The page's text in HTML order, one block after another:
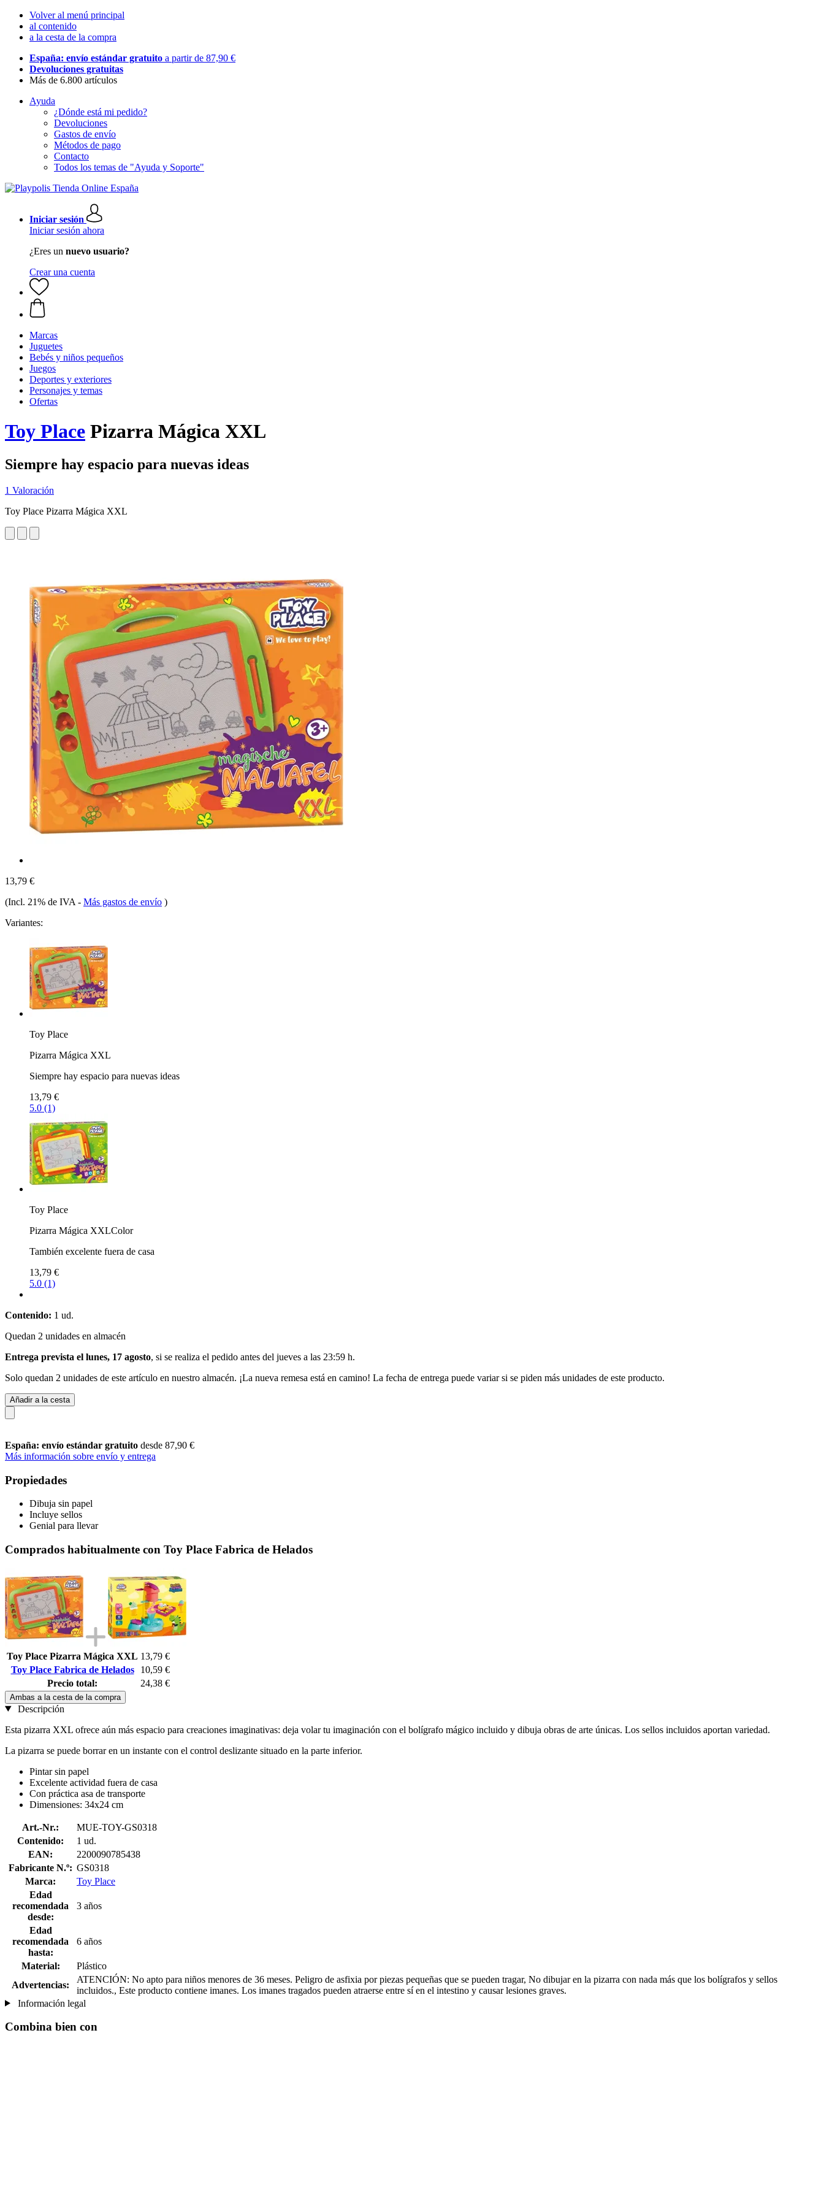
Volver al menú principal
al contenido
a la cesta de la compra
España: envío estándar gratuito a partir de 87,90 €
Devoluciones gratuitas
Más de 6.800 artículos
Ayuda
¿Dónde está mi pedido?
Devoluciones
Gastos de envío
Métodos de pago
Contacto
Todos los temas de "Ayuda y Soporte"
Iniciar sesión
Iniciar sesión ahora
¿Eres un nuevo usuario?
Crear una cuenta
Marcas
Juguetes
Bebés y niños pequeños
Juegos
Deportes y exteriores
Personajes y temas
Ofertas
Toy Place Pizarra Mágica XXL
Siempre hay espacio para nuevas ideas
1 Valoración
Toy Place Pizarra Mágica XXL
13,79 €
(Incl. 21% de IVA - Más gastos de envío )
Variantes:
Toy Place
Pizarra Mágica XXL
Siempre hay espacio para nuevas ideas
13,79 €
5.0 (1)
Toy Place
Pizarra Mágica XXLColor
También excelente fuera de casa
13,79 €
5.0 (1)
Contenido: 1 ud.
Quedan 2 unidades en almacén
Entrega prevista el lunes, 17 agosto, si se realiza el pedido antes del jueves a las 23:59 h.
Solo quedan 2 unidades de este artículo en nuestro almacén. ¡La nueva remesa está en camino! La fecha de entrega puede variar si se piden más unidades de este producto.
Añadir a la cesta
España: envío estándar gratuito desde 87,90 €
Más información sobre envío y entrega
Propiedades
Dibuja sin papel
Incluye sellos
Genial para llevar
Comprados habitualmente con Toy Place Fabrica de Helados
Toy Place Pizarra Mágica XXL 13,79 €
Toy Place Fabrica de Helados
10,59 €
Precio total:
24,38 €
Ambas a la cesta de la compra
Descripción
Esta pizarra XXL ofrece aún más espacio para creaciones imaginativas: deja volar tu imaginación con el bolígrafo mágico incluido y dibuja obras de arte únicas. Los sellos incluidos aportan variedad.
La pizarra se puede borrar en un instante con el control deslizante situado en la parte inferior.
Pintar sin papel
Excelente actividad fuera de casa
Con práctica asa de transporte
Dimensiones: 34x24 cm
Art.-Nr.:
MUE-TOY-GS0318
Contenido:
1 ud.
EAN:
2200090785438
Fabricante N.º: GS0318
Marca:
Toy Place
Edad
recomendada
desde:
3 años
Edad
recomendada
hasta:
6 años
Material:
Plástico
Advertencias:
ATENCIÓN: No apto para niños menores de 36 meses. Peligro de asfixia por piezas pequeñas que se pueden tragar, No dibujar en la pizarra con nada más que los bolígrafos y sellos
incluidos., Este producto contiene imanes. Los imanes tragados pueden atraerse entre sí en el intestino y causar lesiones graves.
Información legal
Combina bien con